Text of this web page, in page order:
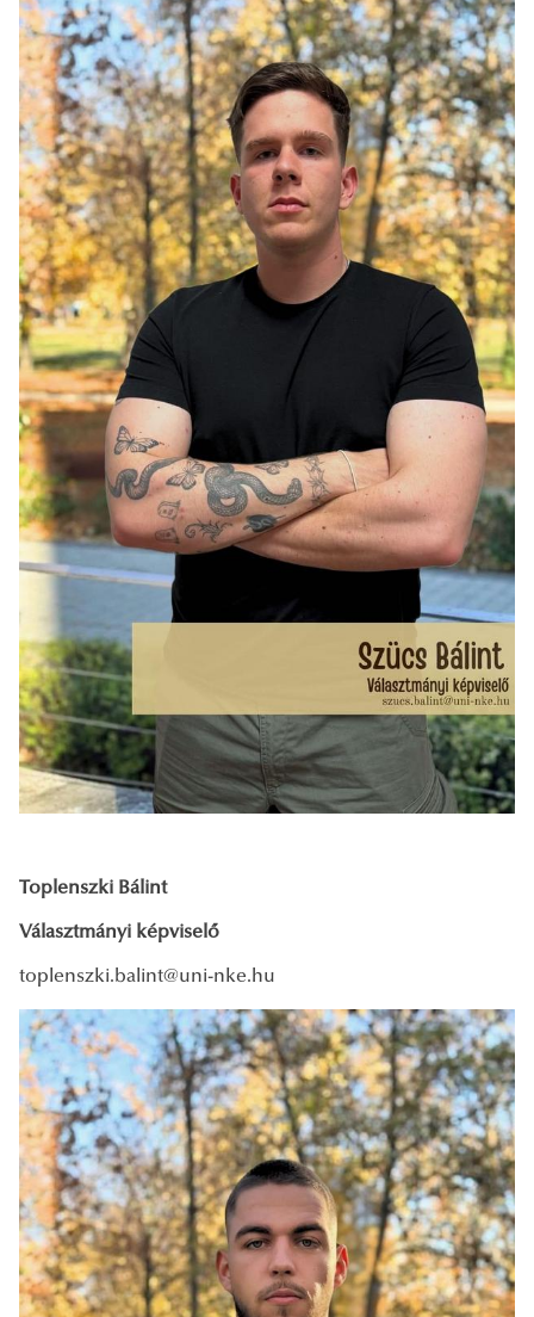
Toplenszki Bálint
Választmányi képviselő
toplenszki.balint@uni-nke.hu